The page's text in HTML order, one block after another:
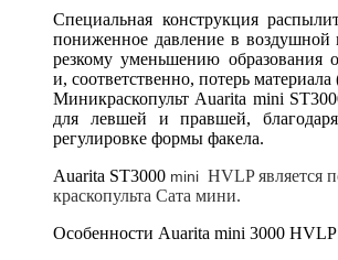
Специальная конструкция
пониженное давление в воздушной
резкому уменьшению образования
и, соответственно, потерь
Миникраскопульт Auarita mini
для левшей и правшей,
регулировке формы факела.
Auarita ST3000 mini HVLP является
краскопульта Сата мини.
Особенности Auarita mini 3000